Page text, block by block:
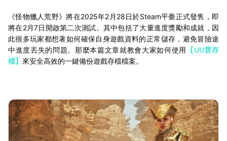
《怪物獵人荒野》將在2025年2月28日於Steam平臺正式發售，即
將在2月7日開啟第二次測試。其中包括了大量進度獎勵和成就，因
此很多玩家都想著如何確保自身遊戲資料的正常儲存，避免冒險途
中進度丟失的問題。那麼本篇文章就教會大家如何使用
【UU雲存
檔】 來安全高效的一鍵備份遊戲存檔檔案。